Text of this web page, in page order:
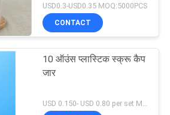
USD0.3-USD0.35 MOQ:5000PCS
CONTACT
10 ऑउंस प्लास्टिक स्क्रू कैप
जार